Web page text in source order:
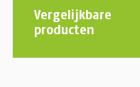
Vergelijkbare
producten